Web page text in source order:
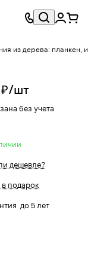
из дерева: планкен,
₽/шт
без учета
дешевле?
в подарок
до 5 лет